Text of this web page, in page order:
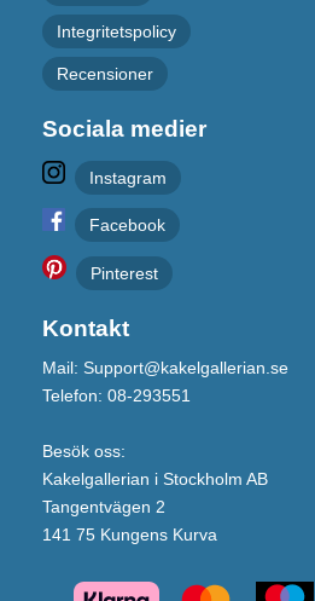
Integritetspolicy
Recensioner
Sociala medier
Instagram
Facebook
Pinterest
Kontakt
Mail: Support@kakelgallerian.se
Telefon: 08-293551
Besök oss:
Kakelgallerian i Stockholm AB
Tangentvägen 2
141 75 Kungens Kurva